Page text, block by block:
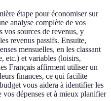
étape pour économiser sur
analyse complète de vos
vos sources de revenus, y
revenus passifs. Ensuite,
mensuelles, en les classant
etc.) et variables (loisirs,
Français affirment utiliser un
finances, ce qui facilite
vous aidera à identifier les
dépenses et à mieux planifier